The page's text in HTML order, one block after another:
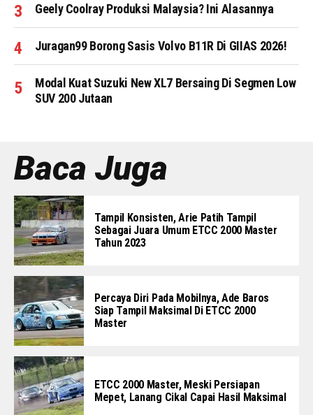
Geely Coolray Produksi Malaysia? Ini Alasannya
Juragan99 Borong Sasis Volvo B11R Di GIIAS 2026!
Modal Kuat Suzuki New XL7 Bersaing Di Segmen Low
SUV 200 Jutaan
Baca Juga
Tampil Konsisten, Arie Patih Tampil
Sebagai Juara Umum ETCC 2000 Master
Tahun 2023
Percaya Diri Pada Mobilnya, Ade Baros
Siap Tampil Maksimal Di ETCC 2000
Master
ETCC 2000 Master, Meski Persiapan
Mepet, Lanang Cikal Capai Hasil Maksimal